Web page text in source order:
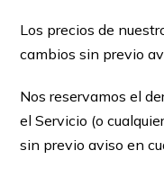
Los precios de
cambios sin previo
Nos reservamos el
el Servicio (o
sin previo aviso en